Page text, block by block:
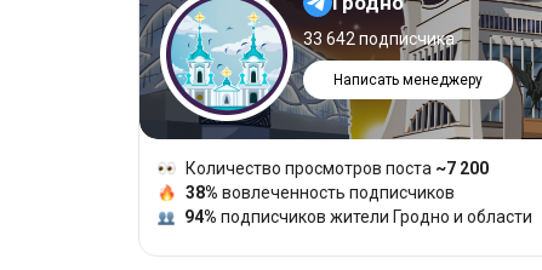
33 642 подписчика
Написать менеджеру
Количество просмотров поста ~7 200
38% вовлеченность подписчиков
94% подписчиков жители Гродно и области